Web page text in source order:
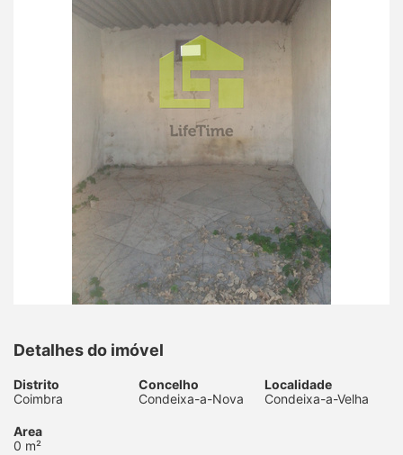
Detalhes do imóvel
Distrito
Coimbra
Concelho
Condeixa-a-Nova
Localidade
Condeixa-a-Velha
Area
0 m²